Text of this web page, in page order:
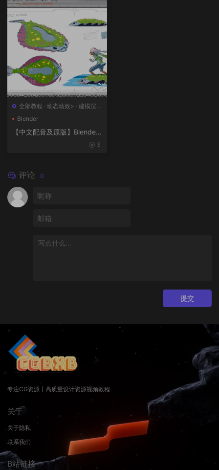
全部教程 · 动态动效> · 建模渲染
>
概念设计>
Blender
【中文配音及原版】Blender
3
评论 0
提交
专注CG资源丨高质量设计资源视频教程
关于
关于隐私
联系我们
B站链接